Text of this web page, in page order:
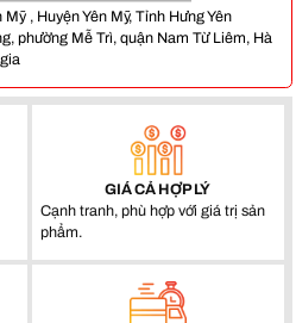
, Huyện Yên Mỹ, Tỉnh Hưng Yên
phường Mễ Trì, quận Nam Từ Liêm, Hà
GIÁ CẢ HỢP LÝ
Cạnh tranh, phù hợp với giá trị sản
phẩm.